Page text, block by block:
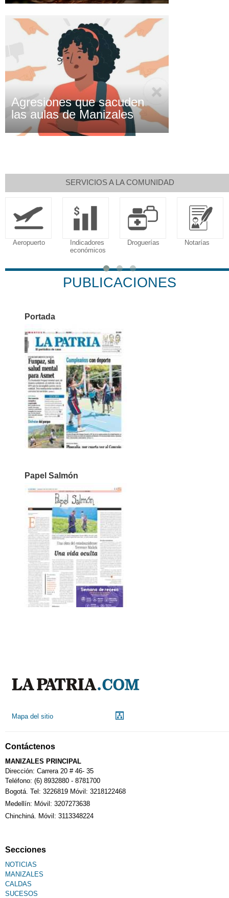
Agresiones que sacuden
las aulas de Manizales
SERVICIOS A LA COMUNIDAD
Indicadores
Droguerías Notarías
Calendario
PUBLICACIONES
Portada
Papel Salmón
Mapa del sitio
Contáctenos
MANIZALES PRINCIPAL
Dirección: Carrera 20 # 46- 35
Teléfono: (6) 8932880 - 8781700
Bogotá. Tel: 3226819 Móvil: 3218122468
Medellín: Móvil: 3207273638
Chinchiná. Móvil: 3113348224
Secciones
NOTICIAS
MANIZALES
CALDAS
SUCESOS